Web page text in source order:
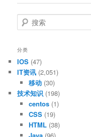
导
航
搜
索
分类
IOS (47)
IT资讯 (2,051)
移动(30)
技术知识 (198)
centos(1)
CSS(19)
HTML(38)